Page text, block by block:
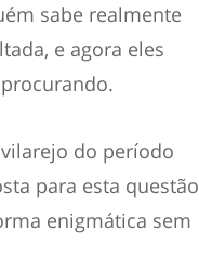
sabe realmente
e agora eles
do período
para esta questão
enigmática sem